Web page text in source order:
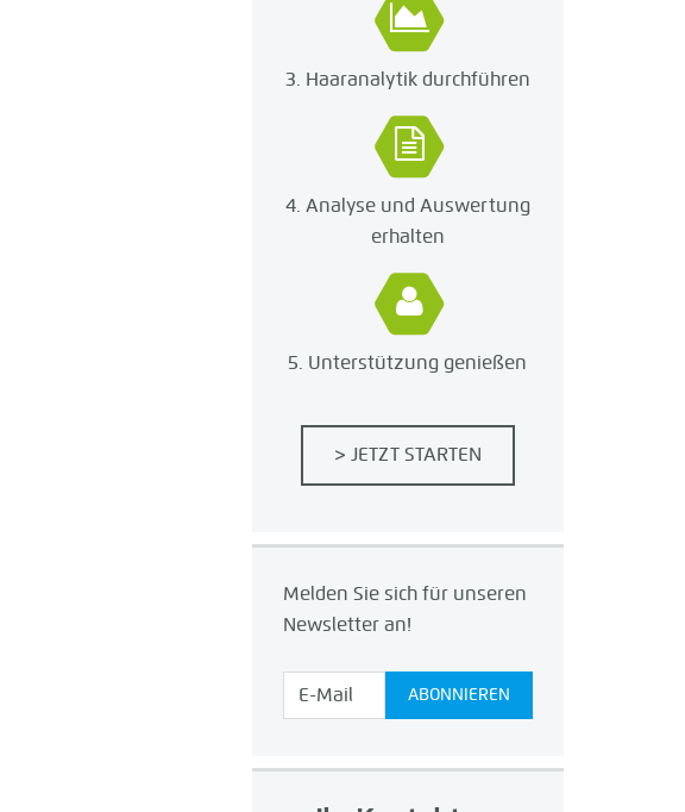
3. Haaranalytik durchführen
4. Analyse und Auswertung
erhalten
5. Unterstützung genießen
> JETZT STARTEN
Melden Sie sich für unseren
Newsletter an!